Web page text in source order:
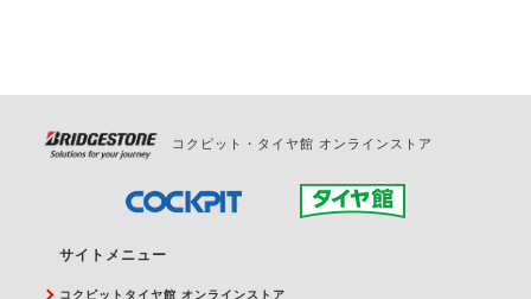
コクピット・タイヤ館 オンラインストア
サイトメニュー
コクピットタイヤ館 オンラインストア